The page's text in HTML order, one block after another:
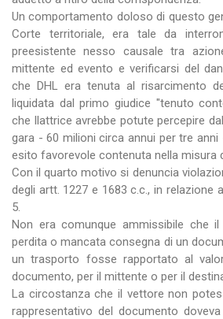
Un comportamento doloso di questo
Corte territoriale, era tale da
preesistente nesso causale tra
mittente ed evento e verificarsi del
che DHL era tenuta al risarcimento
liquidata dal primo giudice "tenuto
che llattrice avrebbe potute percepire
gara - 60 milioni circa annui per tre anni
esito favorevole contenuta nella misura
Con il quarto motivo si denuncia
degli artt. 1227 e 1683 c.c., in relazione
5.
Non era comunque ammissibile che
perdita o mancata consegna di un
un trasporto fosse rapportato al
documento, per il mittente o per il
La circostanza che il vettore non
rappresentativo del documento